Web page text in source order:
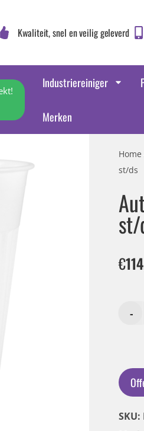
Kwaliteit, snel en veilig geleverd
Industriereiniger
Merken
Home
st/ds
€
-